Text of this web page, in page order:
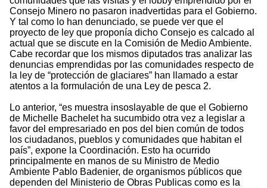
Consejo Minero no pasaron inadvertidas para el Gobierno.
Y tal como lo han denunciado, se puede ver que el
proyecto de ley que proponía dicho Consejo es calcado al
actual que se discute en la Comisión de Medio Ambiente.
Cabe recordar que los mismos diputados tras analizar las
denuncias emprendidas por las comunidades respecto de
la ley de “protección de glaciares” han llamado a estar
atentos a la formulación de una Ley de pesca 2.
Lo anterior, “es muestra insoslayable de que el Gobierno
de Michelle Bachelet ha sucumbido otra vez a legislar a
favor del empresariado en pos del bien común de todos
los ciudadanos, pueblos y comunidades que habitan el
país”, expone la Coordinación. Esto ha ocurrido
principalmente en manos de su Ministro de Medio
Ambiente Pablo Badenier, de organismos públicos que
dependen del Ministerio de Obras Publicas como es la